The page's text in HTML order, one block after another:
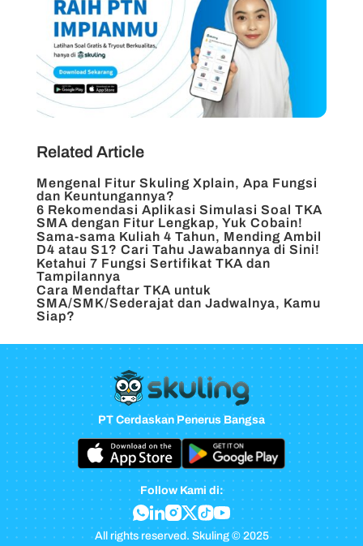
Related Article
Mengenal Fitur Skuling Xplain, Apa Fungsi
dan Keuntungannya?
6 Rekomendasi Aplikasi Simulasi Soal TKA
SMA dengan Fitur Lengkap, Yuk Cobain!
Sama-sama Kuliah 4 Tahun, Mending Ambil
D4 atau S1? Cari Tahu Jawabannya di Sini!
Ketahui 7 Fungsi Sertifikat TKA dan
Tampilannya
Cara Mendaftar TKA untuk
SMA/SMK/Sederajat dan Jadwalnya, Kamu
Siap?
PT Cerdaskan Penerus Bangsa
Follow Kami di:
All rights reserved. Skuling © 2025